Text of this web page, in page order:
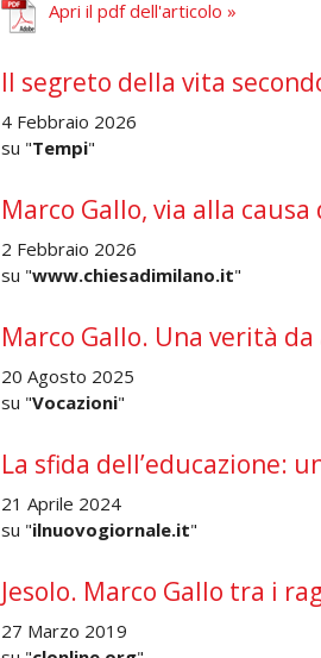
Apri il pdf dell'articolo »
Il segreto della vita
4 Febbraio 2026
su "Tempi"
Marco Gallo, via alla
2 Febbraio 2026
su "www.chiesadimilano.it"
Marco Gallo. Una verità
20 Agosto 2025
su "Vocazioni"
La sfida dell’educazione:
21 Aprile 2024
su "ilnuovogiornale.it"
Jesolo. Marco Gallo tra i
27 Marzo 2019